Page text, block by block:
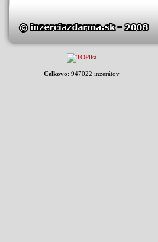
Celkovo: 947022 inzerátov